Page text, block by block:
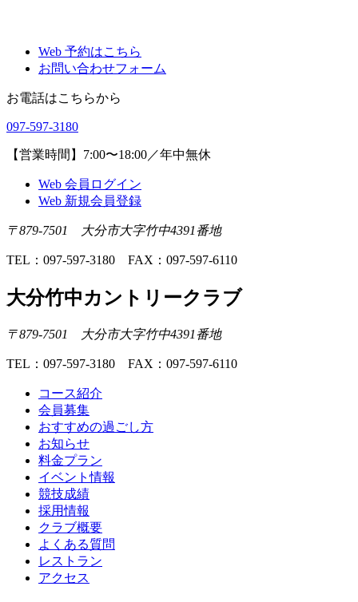
Web 予約はこちら
お問い合わせフォーム
お電話はこちらから
097-597-3180
【営業時間】7:00〜18:00／年中無休
Web 会員ログイン
Web 新規会員登録
〒879-7501 大分市大字竹中4391番地
TEL：097-597-3180 FAX：097-597-6110
大分竹中カントリークラブ
〒879-7501 大分市大字竹中4391番地
TEL：097-597-3180 FAX：097-597-6110
コース紹介
会員募集
おすすめの過ごし方
お知らせ
料金プラン
イベント情報
競技成績
採用情報
クラブ概要
よくある質問
レストラン
アクセス